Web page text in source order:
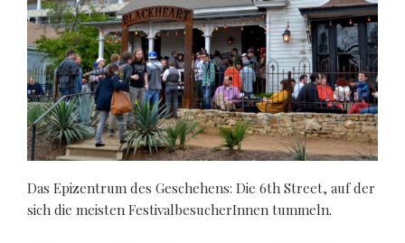
Das Epizentrum des Geschehens: Die 6th Street, auf der
sich die meisten FestivalbesucherInnen tummeln.